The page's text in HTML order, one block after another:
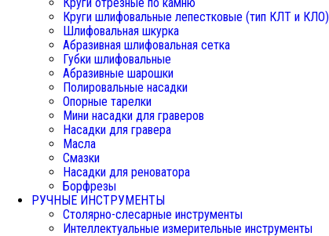
Круги шлифовальные лепестковые (тип КЛТ и КЛО)
Шлифовальная шкурка
Абразивная шлифовальная сетка
Губки шлифовальные
Абразивные шарошки
Полировальные насадки
Опорные тарелки
Мини насадки для граверов
Насадки для гравера
Масла
Смазки
Насадки для реноватора
Борфрезы
РУЧНЫЕ ИНСТРУМЕНТЫ
Столярно-слесарные инструменты
Интеллектуальные измерительные инструменты